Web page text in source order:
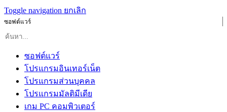
Toggle navigation ยกเลิก
ซอฟต์แวร์
ซอฟต์แวร์
โปรแกรมอินเทอร์เน็ต
โปรแกรมส่วนบุคคล
โปรแกรมมัลติมีเดีย
เกม PC คอมพิวเตอร์